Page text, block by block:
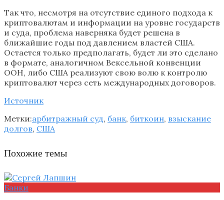
Так что, несмотря на отсутствие единого подхода к
криптовалютам и информации на уровне государств
и суда, проблема наверняка будет решена в
ближайшие годы под давлением властей США.
Остается только предполагать, будет ли это сделано
в формате, аналогичном Вексельной конвенции
ООН, либо США реализуют свою волю к контролю
криптовалют через сеть международных договоров.
Источник
Метки:арбитражный суд, банк, биткоин, взыскание
долгов, США
Похожие темы
Банки